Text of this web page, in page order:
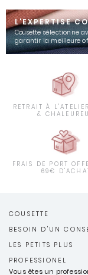
L'EXPERTISE
Cousette sélectionne
garantir la meilleure
RETRAIT À
&
FRAIS DE PORT
69€
COUSETTE
BESOIN D'UN
LES PETITS PLUS
PROFESSIONEL
Vous êtes un